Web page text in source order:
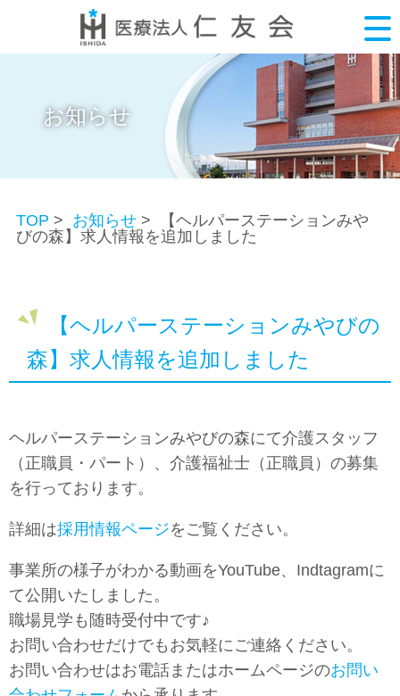
お知らせ
TOP > お知らせ > 【ヘルパーステーションみや
びの森】求人情報を追加しました
【ヘルパーステーションみやびの
森】求人情報を追加しました
ヘルパーステーションみやびの森にて介護スタッフ
（正職員・パート）、介護福祉士（正職員）の募集
を行っております。
詳細は採用情報ページをご覧ください。
事業所の様子がわかる動画をYouTube、Indtagramに
て公開いたしました。
職場見学も随時受付中です♪
お問い合わせだけでもお気軽にご連絡ください。
お問い合わせはお電話またはホームページのお問い